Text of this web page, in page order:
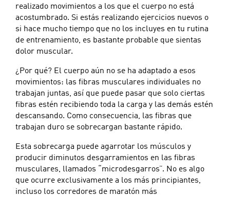
realizado movimientos a los que el cuerpo no está
acostumbrado. Si estás realizando ejercicios nuevos o
si hace mucho tiempo que no los incluyes en tu rutina
de entrenamiento, es bastante probable que sientas
dolor muscular.
¿Por qué? El cuerpo aún no se ha adaptado a esos
movimientos: las fibras musculares individuales no
trabajan juntas, así que puede pasar que solo ciertas
fibras estén recibiendo toda la carga y las demás estén
descansando. Como consecuencia, las fibras que
trabajan duro se sobrecargan bastante rápido.
Esta sobrecarga puede agarrotar los músculos y
producir diminutos desgarramientos en las fibras
musculares, llamados “microdesgarros”. No es algo
que ocurre exclusivamente a los más principiantes,
incluso los corredores de maratón más